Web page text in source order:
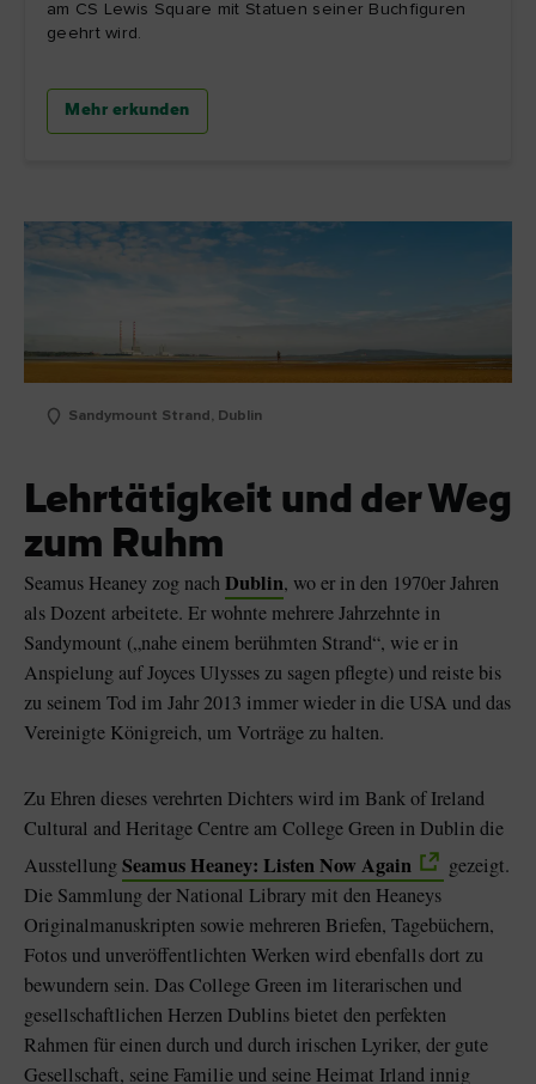
am CS Lewis Square mit Statuen seiner Buchfiguren
geehrt wird.
Mehr erkunden
Sandymount Strand, Dublin
Lehrtätigkeit und der Weg
zum Ruhm
Seamus Heaney zog nachDublin, wo er in den 1970er Jahren
als Dozent arbeitete. Er wohnte mehrere Jahrzehnte in
Sandymount („nahe einem berühmten Strand“, wie er in
Anspielung auf Joyces Ulysses zu sagen pflegte) und reiste bis
zu seinem Tod im Jahr 2013 immer wieder in die USA und das
Vereinigte Königreich, um Vorträge zu halten.
Zu Ehren dieses verehrten Dichters wird im Bank of Ireland
Cultural and Heritage Centre am College Green in Dublin die
AusstellungSeamus Heaney: Listen Now Again
gezeigt.
Die Sammlung der National Library mit den Heaneys
Originalmanuskripten sowie mehreren Briefen, Tagebüchern,
Fotos und unveröffentlichten Werken wird ebenfalls dort zu
bewundern sein. Das College Green im literarischen und
gesellschaftlichen Herzen Dublins bietet den perfekten
Rahmen für einen durch und durch irischen Lyriker, der gute
Gesellschaft, seine Familie und seine Heimat Irland innig